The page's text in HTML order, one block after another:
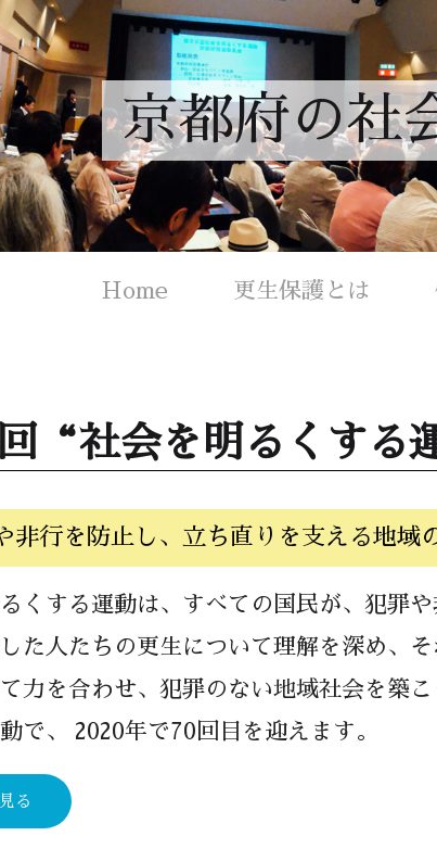
京都府の社
Home 更生保護とは
“社会を明るくする
非行を防止し、立ち直りを支える地域
くする運動は、すべての国民が、犯罪
た人たちの更生について理解を深め、
力を合わせ、犯罪のない地域社会を築
で、 2020年で70回目を迎えます。
る